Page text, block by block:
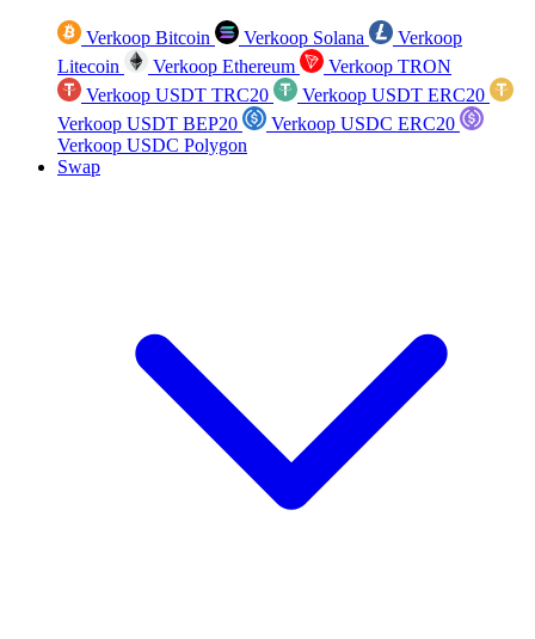
Verkoop Bitcoin Verkoop Solana
Verkoop
Litecoin
Verkoop Ethereum
Verkoop TRON
Verkoop USDT TRC20
Verkoop USDT ERC20
Verkoop USDT BEP20
Verkoop USDC ERC20
Verkoop USDC Polygon
Swap